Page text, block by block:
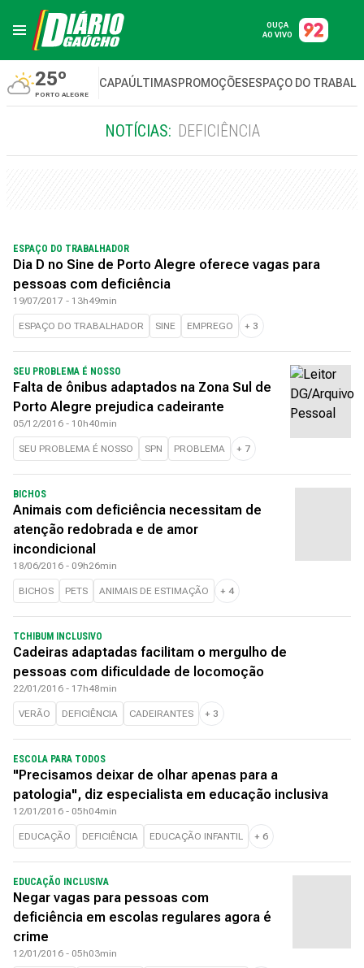
OUÇA
AO VIVO
25º
PORTO ALEGRE
CAPAÚLTIMASPROMOÇÕESESPAÇO DO
NOTÍCIAS: DEFICIÊNCIA
ESPAÇO DO TRABALHADOR
Dia D no Sine de Porto Alegre oferece vagas para
pessoas com deficiência
19/07/2017 - 13h49min
ESPAÇO DO TRABALHADOR SINE EMPREGO + 3
SEU PROBLEMA É NOSSO
Falta de ônibus adaptados na Zona Sul de
Porto Alegre prejudica cadeirante
05/12/2016 - 10h40min
SEU PROBLEMA É NOSSO SPN PROBLEMA + 7
BICHOS
Animais com deficiência necessitam de
atenção redobrada e de amor
incondicional
18/06/2016 - 09h26min
BICHOS PETS ANIMAIS DE ESTIMAÇÃO + 4
TCHIBUM INCLUSIVO
Cadeiras adaptadas facilitam o mergulho de
pessoas com dificuldade de locomoção
22/01/2016 - 17h48min
VERÃO DEFICIÊNCIA CADEIRANTES + 3
ESCOLA PARA TODOS
"Precisamos deixar de olhar apenas para a
patologia", diz especialista em educação inclusiva
12/01/2016 - 05h04min
EDUCAÇÃO DEFICIÊNCIA EDUCAÇÃO INFANTIL + 6
EDUCAÇÃO INCLUSIVA
Negar vagas para pessoas com
deficiência em escolas regulares agora é
crime
12/01/2016 - 05h03min